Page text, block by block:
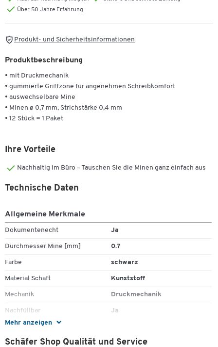
Über 50 Jahre Erfahrung
Produkt- und Sicherheitsinformationen
Produktbeschreibung
• mit Druckmechanik
• gummierte Griffzone für angenehmen Schreibkomfort
• auswechselbare Mine
• Minen ø 0,7 mm, Strichstärke 0,4 mm
• 12 Stück = 1 Paket
Ihre Vorteile
Nachhaltig im Büro – Tauschen Sie die Minen ganz einfach aus
Mehr anzeigen
Technische Daten
Allgemeine Merkmale
Dokumentenecht Ja
Durchmesser Mine [mm] 0.7
Farbe schwarz
Material Schaft Kunststoff
Mechanik Druckmechanik
Nachfüllbar Ja
Radierbar
Rutschfester Griff Ja
Schäfer Shop Qualität und Service